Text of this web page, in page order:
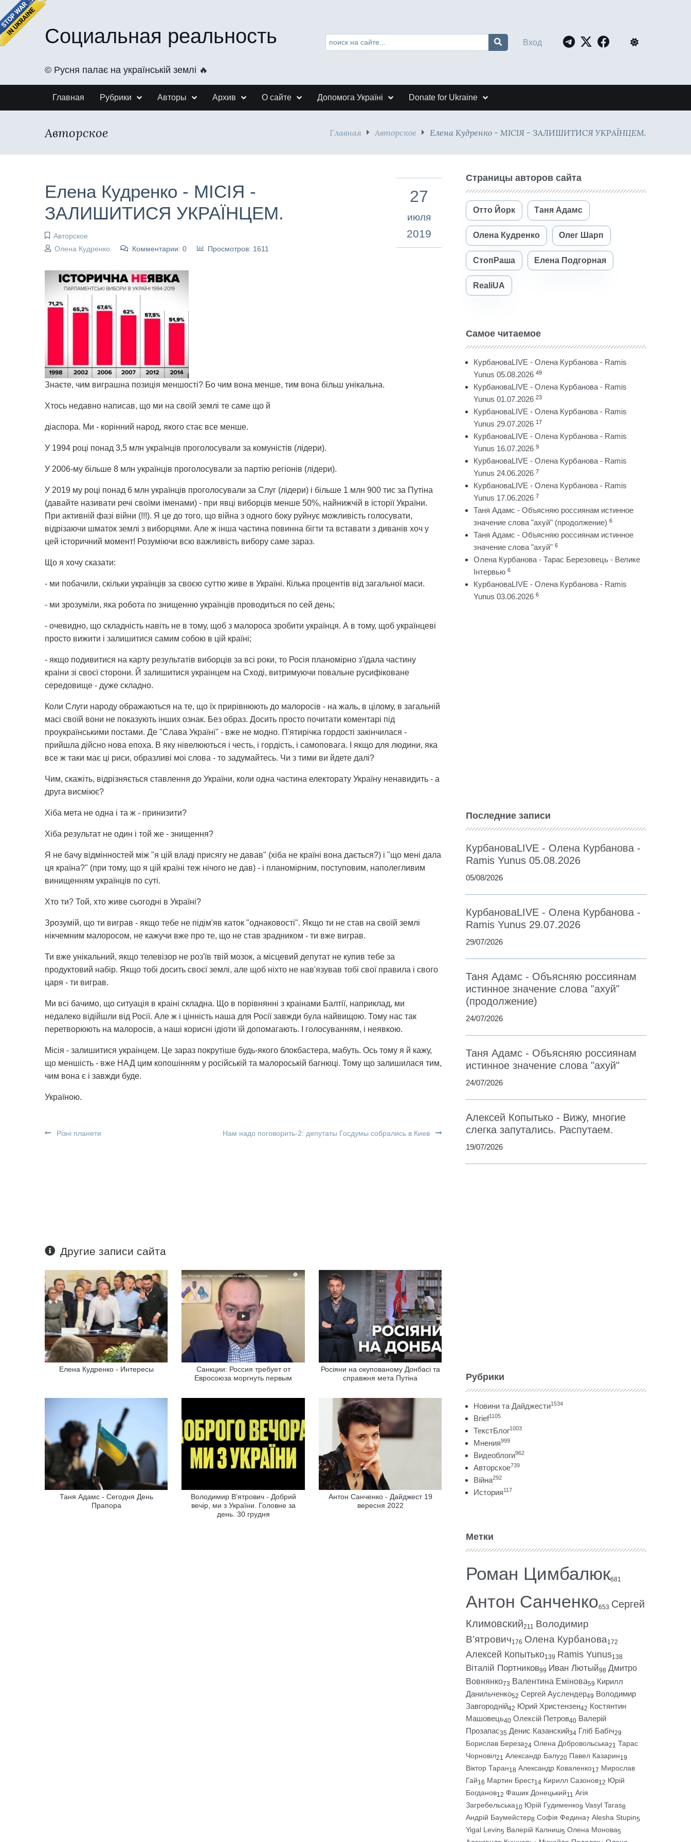
Социальная реальность
©️ Русня палає на українській землі 🔥
Вход
Главная Рубрики Авторы Архив О сайте Допомога Україні Donate for Ukraine
Авторское Главная Авторское Елена Кудренко - МІСІЯ - ЗАЛИШИТИСЯ УКРАЇНЦЕМ.
Елена Кудренко - МІСІЯ -
ЗАЛИШИТИСЯ УКРАЇНЦЕМ.
Авторское
Олена Кудренко
Комментарии: 0 Просмотров: 1611
27
июля
2019
Знаєте, чим виграшна позиція меншості? Бо чим вона менше, тим вона більш унікальна.
Хтось недавно написав, що ми на своїй землі те саме що й
діаспора. Ми - корінний народ, якого стає все менше.
У 1994 році понад 3,5 млн українців проголосували за комуністів (лідери).
У 2006-му більше 8 млн українців проголосували за партію регіонів (лідери).
У 2019 му році понад 6 млн українців проголосували за Слуг (лідери) і більше 1 млн 900 тис за Путіна
(давайте називати речі своїми іменами) - при явці виборців менше 50%, найнижчій в історії України.
При активній фазі війни (!!!). Я це до того, що війна з одного боку руйнує можливість голосувати,
відрізаючи шматок землі з виборцями. Але ж інша частина повинна бігти та вставати з диванів хоч у
цей історичний момент! Розуміючи всю важливість вибору саме зараз.
Що я хочу сказати:
- ми побачили, скільки українців за своєю суттю живе в Україні. Кілька процентів від загальної маси.
- ми зрозуміли, яка робота по знищенню українців проводиться по сей день;
- очевидно, що складність навіть не в тому, щоб з малороса зробити українця. А в тому, щоб українцеві
просто вижити і залишитися самим собою в цій країні;
- якщо подивитися на карту результатів виборців за всі роки, то Росія планомірно з'їдала частину
краіни зі своєї сторони. Й залишитися украінцем на Сході, витримуючи повальне русифіковане
середовище - дуже складно.
Коли Слуги народу ображаються на те, що їх прирівнюють до малоросів - на жаль, в цілому, в загальній
масі своїй вони не показують інших ознак. Без образ. Досить просто почитати коментарі під
проукраїнськими постами. Де "Слава Україні" - вже не модно. П'ятирічка гордості закінчилася -
прийшла дійсно нова епоха. В яку нівелюються і честь, і гордість, і самоповага. І якщо для людини, яка
все ж таки має ці риси, образливі моі слова - то задумайтесь. Чи з тими ви йдете далі?
Чим, скажіть, відрізняється ставлення до України, коли одна частина електорату Україну ненавидить - а
друга висміює?
Хіба мета не одна і та ж - принизити?
Хіба результат не один і той же - знищення?
Я не бачу відмінностей між "я цій владі присягу не давав" (хіба не країні вона дається?) і "що мені дала
ця країна?" (при тому, що я цій країні теж нічого не дав) - і планомірним, поступовим, наполегливим
винищенням українців по суті.
Хто ти? Той, хто живе сьогодні в Україні?
Зрозумій, що ти виграв - якщо тебе не підім'яв каток "однаковості". Якщо ти не став на своїй землі
нікчемним малоросом, не кажучи вже про те, що не став зрадником - ти вже виграв.
Ти вже унікальний, якщо телевізор не роз'їв твій мозок, а місцевий депутат не купив тебе за
продуктовий набір. Якщо тобі досить своєї землі, але щоб ніхто не нав'язував тобі свої правила і свого
царя - ти виграв.
Ми всі бачимо, що ситуація в краіні складна. Що в порівнянні з краінами Балтії, наприклад, ми
недалеко відійшли від Росії. Але ж і цінність наша для Росії завжди була найвищою. Тому нас так
перетворюють на малоросів, а наші корисні ідіоти їй допомагають. І голосуванням, і неявкою.
Місія - залишитися украінцем. Це зараз покрутіше будь-якого блокбастера, мабуть. Ось тому я й кажу,
що меншість - вже НАД цим копошінням у російській та малороській багнюці. Тому що залишилася тим,
чим вона є і завжди буде.
Україною.
Різні планети Нам надо поговорить-2: депутаты Госдумы собрались в Киев
Другие записи сайта
Елена Кудренко - Интересы
Санкции: Россия требует от
Евросоюза моргнуть первым
Росіяни на окупованому Донбасі та
справжня мета Путіна
Таня Адамс - Сегодня День
Прапора
Володимир В’ятрович - Добрий
вечір, ми з України. Головне за
день. 30 грудня
Антон Санченко - Дайджест 19
вересня 2022
Страницы авторов сайта
Отто Йорк Таня Адамс
Олена Кудренко Олег Шарп
СтопРаша Елена Подгорная
RealiUA
Самое читаемое
КурбановаLIVE - Олена Курбанова - Ramis
Yunus 05.08.2026 49
КурбановаLIVE - Олена Курбанова - Ramis
Yunus 01.07.2026 23
КурбановаLIVE - Олена Курбанова - Ramis
Yunus 29.07.2026 17
КурбановаLIVE - Олена Курбанова - Ramis
Yunus 16.07.2026 9
КурбановаLIVE - Олена Курбанова - Ramis
Yunus 24.06.2026 7
КурбановаLIVE - Олена Курбанова - Ramis
Yunus 17.06.2026 7
Таня Адамс - Объясняю россиянам истинное
значение слова "ахуй" (продолжение) 6
Таня Адамс - Объясняю россиянам истинное
значение слова "ахуй" 6
Олена Курбанова - Тарас Березовець - Велике
Інтервью 6
КурбановаLIVE - Олена Курбанова - Ramis
Yunus 03.06.2026 6
Последние записи
КурбановаLIVE - Олена Курбанова -
Ramis Yunus 05.08.2026
05/08/2026
КурбановаLIVE - Олена Курбанова -
Ramis Yunus 29.07.2026
29/07/2026
Таня Адамс - Объясняю россиянам
истинное значение слова "ахуй"
(продолжение)
24/07/2026
Таня Адамс - Объясняю россиянам
истинное значение слова "ахуй"
24/07/2026
Алексей Копытько - Вижу, многие
слегка запутались. Распутаем.
19/07/2026
Рубрики
Новини та Дайджести1534
Brief1105
ТекстБлог1003
Мнения999
Видеоблоги962
Авторское739
Війна292
История117
Метки
Роман Цимбалюк681
Антон Санченко653 Сергей
Климовский211 Володимир
В’ятрович176 Олена Курбанова172
Алексей Копытько139 Ramis Yunus138
Віталій Портников99 Иван Лютый98 Дмитро
Вовнянко73 Валентина Емінова59 Кирилл
Данильченко52 Сергей Ауслендер49 Володимир
Завгородній42 Юрий Христензен42 Костянтин
Машовець40 Олексій Петров40 Валерій
Прозапас35 Денис Казанский34 Гліб Бабіч29
Борислав Береза24 Олена Добровольська21 Тарас
Чорновіл21 Александр Балу20 Павел Казарин19
Віктор Таран18 Александр Коваленко17 Мирослав
Гай16 Мартин Брест14 Кирилл Сазонов12 Юрій
Богданов12 Фашик Донецький11 Агія
Загребельська10 Юрій Гудименко9 Vasyl Taras8
Андрій Баумейстер8 Софія Федина7 Alesha Stupin5
Yigal Levin5 Валерій Калниш5 Олена Монова5